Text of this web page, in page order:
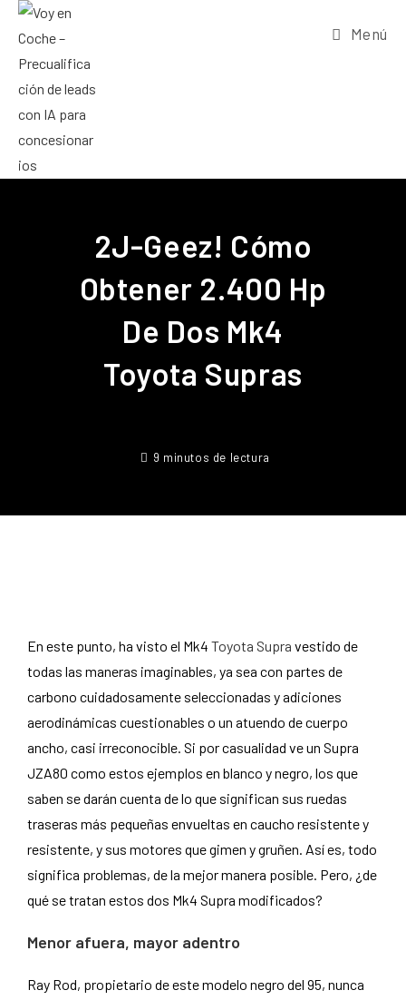
Menú
2J-Geez! Cómo
Obtener 2.400 Hp
De Dos Mk4
Toyota Supras
9 minutos de lectura
En este punto, ha visto el Mk4 Toyota Supra vestido de
todas las maneras imaginables, ya sea con partes de
carbono cuidadosamente seleccionadas y adiciones
aerodinámicas cuestionables o un atuendo de cuerpo
ancho, casi irreconocible. Si por casualidad ve un Supra
JZA80 como estos ejemplos en blanco y negro, los que
saben se darán cuenta de lo que significan sus ruedas
traseras más pequeñas envueltas en caucho resistente y
resistente, y sus motores que gimen y gruñen. Así es, todo
significa problemas, de la mejor manera posible. Pero, ¿de
qué se tratan estos dos Mk4 Supra modificados?
Menor afuera, mayor adentro
Ray Rod, propietario de este modelo negro del 95, nunca